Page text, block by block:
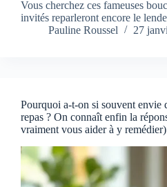
Vous cherchez ces fameuses
invités reparleront encore le
Pauline Roussel
27
Pourquoi a-t-on si souvent envie
repas ? On connaît enfin la
vraiment vous aider à y remédier)